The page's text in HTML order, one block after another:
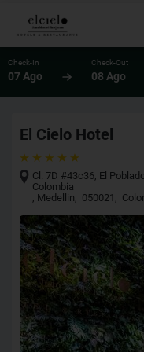
Check-In
07 Ago
Check-Out
08 Ago
El Cielo Hotel
Cl. 7D #43c36, El
Colombia
, Medellin, 050021 ,